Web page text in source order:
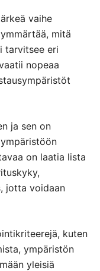
vaihe
mitä
tarvitsee eri
nopeaa
ja sen on
on laatia lista
jotta voidaan
kuten
ympäristön
yleisiä